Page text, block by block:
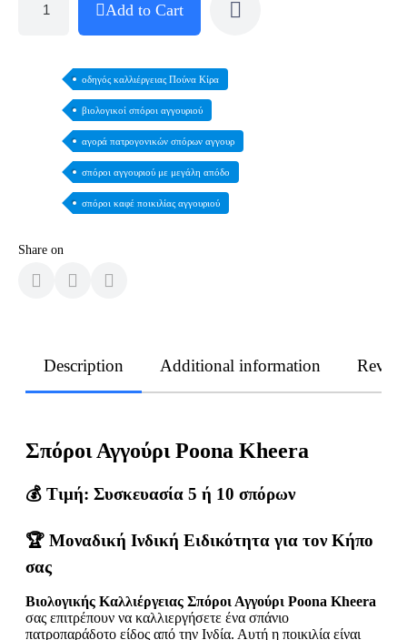
Add to Cart
οδηγός καλλιέργειας Πούνα Κίρα
βιολογικοί σπόροι αγγουριού
αγορά πατρογονικών σπόρων αγγουρ
σπόροι αγγουριού με μεγάλη απόδο
σπόροι καφέ ποικιλίας αγγουριού
Share on
Description Additional information
Σπόροι Αγγούρι Poona Kheera
💰 Τιμή: Συσκευασία 5 ή 10 σπόρων
🏆 Μοναδική Ινδική Ειδικότητα για τον Κήπο
σας
Βιολογικής Καλλιέργειας Σπόροι Αγγούρι Poona Kheera
σας επιτρέπουν να καλλιεργήσετε ένα σπάνιο
πατροπαράδοτο είδος από την Ινδία. Αυτή η ποικιλία είναι